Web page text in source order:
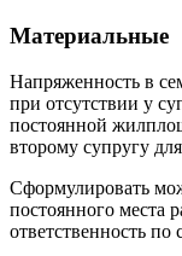
Материальные
Напряженность в
при отсутствии у
постоянной
второму супругу
Сформулировать
постоянного места
ответственность